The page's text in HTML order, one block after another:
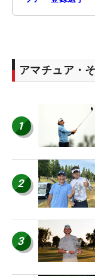
アマチュア・
1
2
3